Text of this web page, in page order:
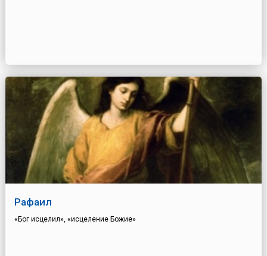
Рафаил
«Бог исцелил», «исцеление Божие»